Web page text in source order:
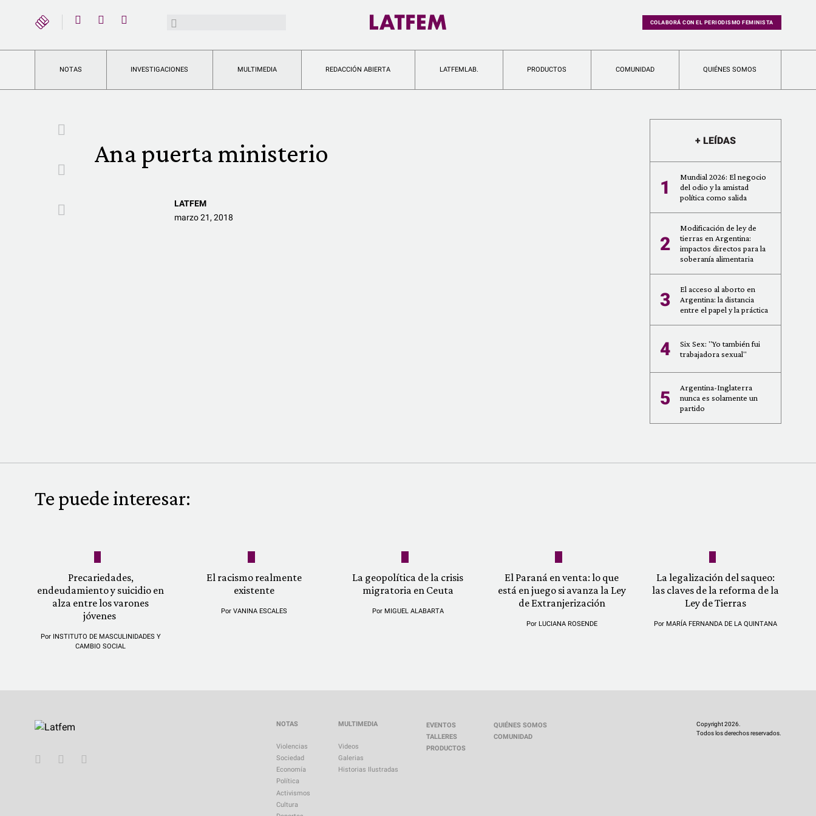
YouTubeBuscar: COLABORÁ CON EL PERIODISMO FEMINISTA
NOTAS INVESTIGACIONES MULTIMEDIA REDACCIÓN ABIERTA LATFEMLAB. PRODUCTOS COMUNIDAD QUIÉNES SOMOS
Ana puerta ministerio
LATFEM
marzo 21, 2018
+ LEÍDAS
1
Mundial 2026: El negocio
del odio y la amistad
política como salida
2
Modificación de ley de
tierras en Argentina:
impactos directos para la
soberanía alimentaria
3
El acceso al aborto en
Argentina: la distancia
entre el papel y la práctica
4
Six Sex: "Yo también fui
trabajadora sexual"
5
Argentina-Inglaterra
nunca es solamente un
partido
Te puede interesar:
Precariedades,
endeudamiento y suicidio en
alza entre los varones
jóvenes
Por INSTITUTO DE MASCULINIDADES Y
CAMBIO SOCIAL
El racismo realmente
existente
PorVANINA ESCALES
La geopolítica de la crisis
migratoria en Ceuta
Por MIGUEL ALABARTA
El Paraná en venta: lo que
está en juego si avanza la Ley
de Extranjerización
Por LUCIANA ROSENDE
La legalización del saqueo:
las claves de la reforma de la
Ley de Tierras
Por MARÍA FERNANDA DE LA QUINTANA
NOTAS
Violencias
Sociedad
Economía
Política
Activismos
Cultura
MULTIMEDIA
Videos
Galerias
Historias Ilustradas
EVENTOS
TALLERES
PRODUCTOS
QUIÉNES SOMOS
COMUNIDAD
Copyright 2026.
Todos los derechos reservados.